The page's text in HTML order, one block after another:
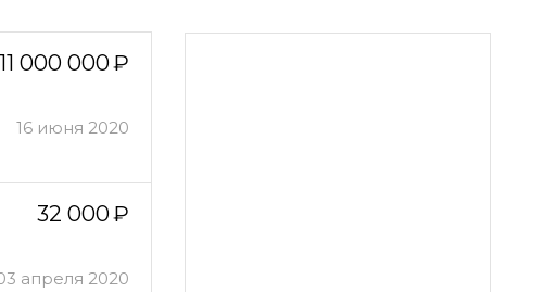
11 000 000
16 июня 2020
32 000
апреля 2020